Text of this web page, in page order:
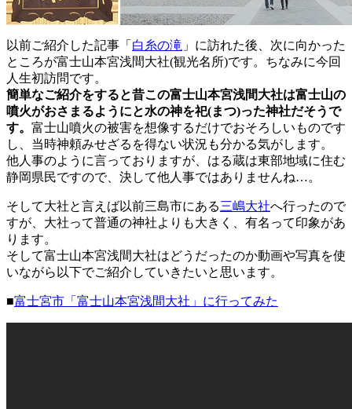
以前ご紹介した記事「 白糸の滝 」に訪れた後、次に向かった
ところが富士山本宮浅間大社(観光名所)です。ちなみに今回
人生初訪問です。
簡単なご紹介をすると昔この富士山本宮浅間大社は富士山の
噴火がおさまるようにと水の神を祀(まつ)った神社だそうで
す。 富士山噴火の被害を想像するだけでおそろしいものです
し、当時神頼みせざるを得ない状況も分かる気がします。
他人事のように言っておりますが、はる蔵は東部地域に住む
静岡県民ですので、決して他人事ではありませんね…。
そして大社と言えば以前三島市にある三嶋大社へ行ったので
すが、大社って普通の神社よりも大きく、有名って印象があ
ります。
そして富士山本宮浅間大社はどうだったのか動画や写真を使
いながら以下でご紹介していきたいと思います。
■富士宮市「富士山本宮浅間大社」に行ってみた